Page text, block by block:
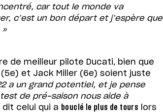
car tout le monde va
c’est un bon départ et j’espère que
»
de meilleur pilote Ducati, bien que
et Jack Miller (6e) soient juste
a un grand potentiel, et je pense
de pré-saison nous aide à
dit celui qui a bouclé le plus de tours lors